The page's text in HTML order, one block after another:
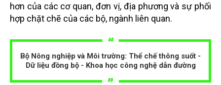
hơn của các cơ quan, đơn vị, địa phương và sự phối
hợp chặt chẽ của các bộ, ngành liên quan.
Bộ Nông nghiệp và Môi trường: Thể chế thông suốt -
Dữ liệu đồng bộ - Khoa học công nghệ dẫn đường